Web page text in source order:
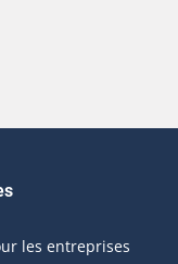
fenêtre.)
les entreprises